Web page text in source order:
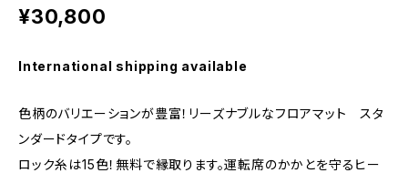
¥30,800
International shipping available
色柄のバリエーションが豊富！リーズナブルなフロアマット スタ
ンダードタイプです。
ロック糸は15色！無料で縁取ります。運転席のかかとを守るヒー